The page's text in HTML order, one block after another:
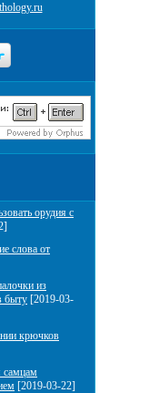
орудия с
слова от
из
быту [2019-03-
крючков
самцам
[2019-03-22]